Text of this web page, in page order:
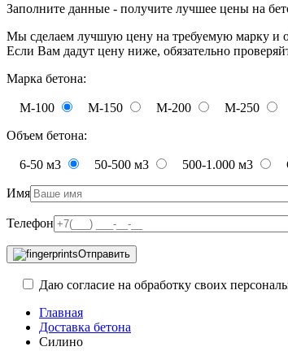
Заполните данные - получите лучшее цены на
Мы сделаем лучшую цену на требуемую марку и
Если Вам дадут цену ниже, обязательно
Марка бетона:
М-100 М-150 М-200 М-250
Объем бетона:
6-50 м3 50-500 м3 500-1.000 м3
Имя
Телефон
Отправить
Даю согласие на обработку своих
Главная
Доставка бетона
Силино